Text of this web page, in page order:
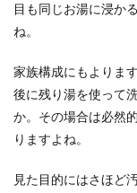
目も同じお湯に浸か
ね。
家族構成にもよりま
後に残り湯を使って
か。その場合は必然
りますよね。
見た目的にはさほど